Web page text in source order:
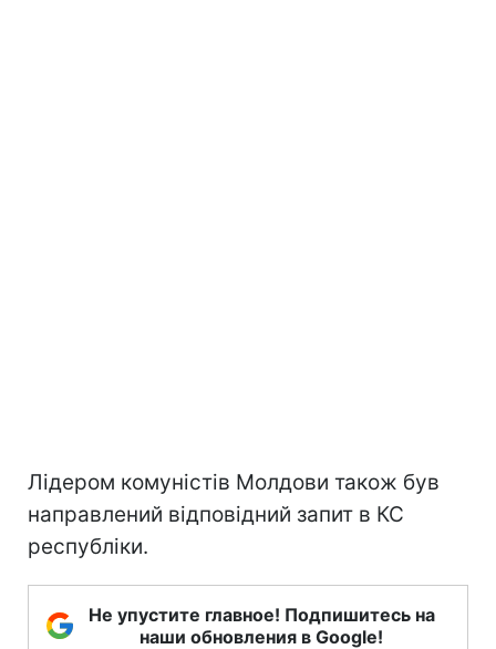
Лідером комуністів Молдови також був
направлений відповідний запит в КС
республіки.
Не упустите главное! Подпишитесь на
наши обновления в Google!